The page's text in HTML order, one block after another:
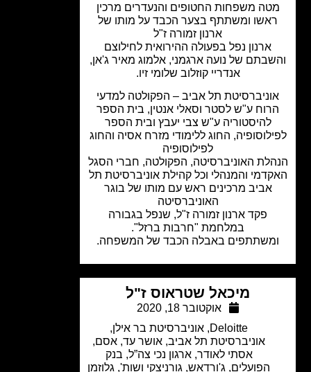
משפחות החטופים והנעדרים מרכין
ומשתתף בצער הכבד על מותו של
ארנון זמורה ז"ל
ארנון נפל בפעולה ההירואית לחילוצם
של נועה ארגמני, אלמוג מאיר ג'אן,
אנדריי קוזלוב שלומי זיו.
תל אביב – הפקולטה למדעי
ע"ש לסטר וסאלי אנטין, בית הספר
להיסטוריה ע"ש צבי יעבץ ובית הספר
החוג ללימודי מזרח אסיה והחוג
לפילוסופיה
האוניברסיטה, הפקולטה, חברי הסגל
והמנהלי וכל קהילת אוניברסיטת תל
אביב מרכינים ראש עם מותו של בוגר
האוניברסיטה
פקד ארנון זמורה ז"ל, שנפל בגבורה
במלחמת "חרבות ברזל".
באבלה הכבד של המשפחה.
מיכאל שטראוס ז"ל
אוקטובר 18, 2020
Deloitte
,אוניברסיטת בר אילן
אוניברסיטת תל אביב,אושר עד,אסם,
אסתי לאודר, ארגון נכי צה”ל,בנק
הפועלים,ג'ורדאש,גורניצקי ושות',גלוזמן